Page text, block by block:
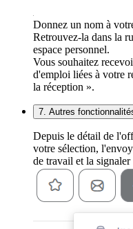
Donnez un nom à
Retrouvez-la dans la
espace personnel.
Vous souhaitez
d'emploi liées à votre
la réception ».
7. Autres
Depuis le détail de
votre sélection,
de travail et la